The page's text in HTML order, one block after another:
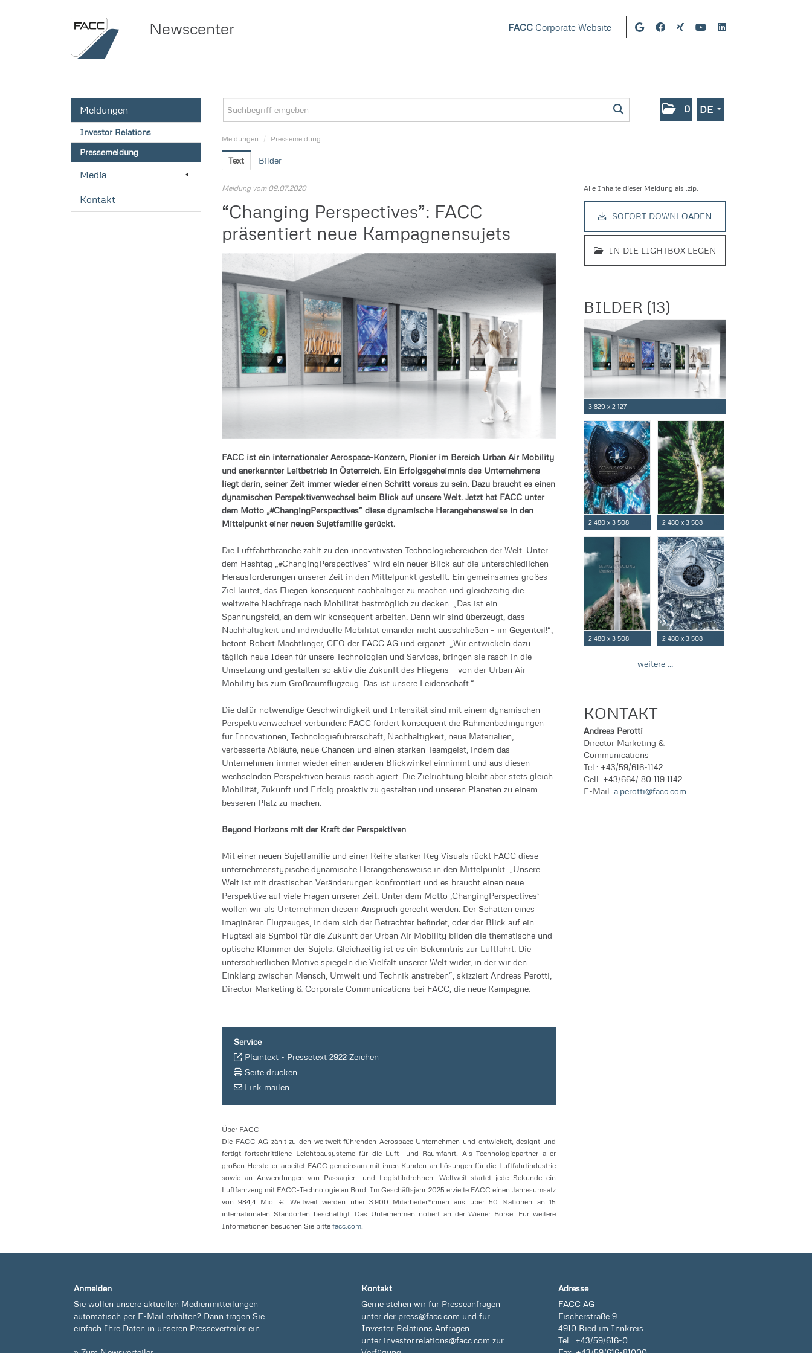
Newscenter FACC Corporate Website
0 DE
Meldungen
Investor Relations
Pressemeldung
Media
Kontakt
Meldungen / Pressemeldung
Text Bilder
Meldung vom 09.07.2020
“Changing Perspectives”: FACC
präsentiert neue Kampagnensujets
FACC ist ein internationaler Aerospace-Konzern, Pionier im Bereich Urban Air Mobility
und anerkannter Leitbetrieb in Österreich. Ein Erfolgsgeheimnis des Unternehmens
liegt darin, seiner Zeit immer wieder einen Schritt voraus zu sein. Dazu braucht es einen
dynamischen Perspektivenwechsel beim Blick auf unsere Welt. Jetzt hat FACC unter
dem Motto „#ChangingPerspectives“ diese dynamische Herangehensweise in den
Mittelpunkt einer neuen Sujetfamilie gerückt.
Die Luftfahrtbranche zählt zu den innovativsten Technologiebereichen der Welt. Unter
dem Hashtag „#ChangingPerspectives“ wird ein neuer Blick auf die unterschiedlichen
Herausforderungen unserer Zeit in den Mittelpunkt gestellt. Ein gemeinsames großes
Ziel lautet, das Fliegen konsequent nachhaltiger zu machen und gleichzeitig die
weltweite Nachfrage nach Mobilität bestmöglich zu decken. „Das ist ein
Spannungsfeld, an dem wir konsequent arbeiten. Denn wir sind überzeugt, dass
Nachhaltigkeit und individuelle Mobilität einander nicht ausschließen – im Gegenteil!“,
betont Robert Machtlinger, CEO der FACC AG und ergänzt: „Wir entwickeln dazu
täglich neue Ideen für unsere Technologien und Services, bringen sie rasch in die
Umsetzung und gestalten so aktiv die Zukunft des Fliegens – von der Urban Air
Mobility bis zum Großraumflugzeug. Das ist unsere Leidenschaft.“
Die dafür notwendige Geschwindigkeit und Intensität sind mit einem dynamischen
Perspektivenwechsel verbunden: FACC fördert konsequent die Rahmenbedingungen
für Innovationen, Technologieführerschaft, Nachhaltigkeit, neue Materialien,
verbesserte Abläufe, neue Chancen und einen starken Teamgeist, indem das
Unternehmen immer wieder einen anderen Blickwinkel einnimmt und aus diesen
wechselnden Perspektiven heraus rasch agiert. Die Zielrichtung bleibt aber stets gleich:
Mobilität, Zukunft und Erfolg proaktiv zu gestalten und unseren Planeten zu einem
besseren Platz zu machen.
Beyond Horizons mit der Kraft der Perspektiven
Mit einer neuen Sujetfamilie und einer Reihe starker Key Visuals rückt FACC diese
unternehmenstypische dynamische Herangehensweise in den Mittelpunkt. „Unsere
Welt ist mit drastischen Veränderungen konfrontiert und es braucht einen neue
Perspektive auf viele Fragen unserer Zeit. Unter dem Motto ‚ChangingPerspectives‘
wollen wir als Unternehmen diesem Anspruch gerecht werden. Der Schatten eines
imaginären Flugzeuges, in dem sich der Betrachter befindet, oder der Blick auf ein
Flugtaxi als Symbol für die Zukunft der Urban Air Mobility bilden die thematische und
optische Klammer der Sujets. Gleichzeitig ist es ein Bekenntnis zur Luftfahrt. Die
unterschiedlichen Motive spiegeln die Vielfalt unserer Welt wider, in der wir den
Einklang zwischen Mensch, Umwelt und Technik anstreben“, skizziert Andreas Perotti,
Director Marketing & Corporate Communications bei FACC, die neue Kampagne.
Service
Plaintext - Pressetext 2922 Zeichen
Seite drucken
Link mailen
Über FACC
Die FACC AG zählt zu den weltweit führenden Aerospace Unternehmen und entwickelt, designt und
fertigt fortschrittliche Leichtbausysteme für die Luft- und Raumfahrt. Als Technologiepartner aller
großen Hersteller arbeitet FACC gemeinsam mit ihren Kunden an Lösungen für die Luftfahrtindustrie
sowie an Anwendungen von Passagier- und Logistikdrohnen. Weltweit startet jede Sekunde ein
Luftfahrzeug mit FACC-Technologie an Bord. Im Geschäftsjahr 2025 erzielte FACC einen Jahresumsatz
von 984,4 Mio. €. Weltweit werden über 3.900 Mitarbeiter*innen aus über 50 Nationen an 15
internationalen Standorten beschäftigt. Das Unternehmen notiert an der Wiener Börse. Für weitere
Informationen besuchen Sie bitte facc.com.
Alle Inhalte dieser Meldung als .zip:
SOFORT DOWNLOADEN
IN DIE LIGHTBOX LEGEN
BILDER (13)
3 829 x 2 127
2 480 x 3 508 2 480 x 3 508
2 480 x 3 508 2 480 x 3 508
weitere ...
KONTAKT
Andreas Perotti
Director Marketing &
Communications
Tel.: +43/59/616-1142
Cell: +43/664/ 80 119 1142
E-Mail:a.perotti@facc.com
Anmelden
Sie wollen unsere aktuellen Medienmitteilungen
automatisch per E-Mail erhalten? Dann tragen Sie
einfach Ihre Daten in unseren Presseverteiler ein:
Kontakt
Gerne stehen wir für Presseanfragen
unter der press@facc.com und für
Investor Relations Anfragen
unter investor.relations@facc.com zur
Adresse
FACC AG
Fischerstraße 9
4910 Ried im Innkreis
Tel.: +43/59/616-0